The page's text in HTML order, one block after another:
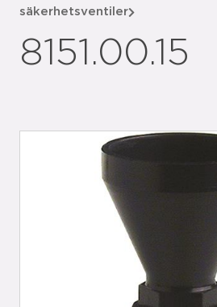
säkerhetsventiler
8151.00.15